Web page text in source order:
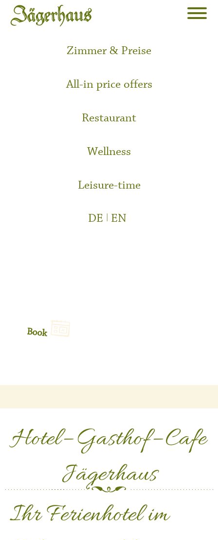
Zimmer & Preise
All-in price offers
Restaurant
Wellness
Leisure-time
DE EN
Book
Hotel– Gasthof– Cafe
Jägerhaus
Ihr Ferienhotel im